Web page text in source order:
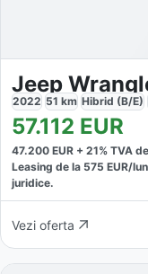
Jeep
2022 51 km Hibrid (B/E)
57.112 EUR
47.200 EUR + 21% TVA
Leasing de la 575 EUR/
juridice.
Vezi oferta